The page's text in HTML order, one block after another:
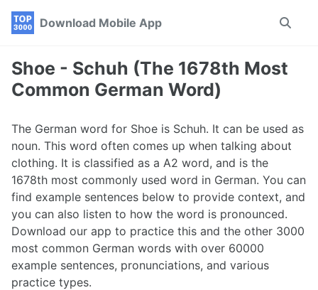
Skip
navigation
Skip
Skip
Download Mobile App
Toggle
Shoe - Schuh (The 1678th Most
Common German Word)
The German word for Shoe is Schuh. It can be used as
noun. This word often comes up when talking about
clothing. It is classified as a A2 word, and is the
1678th most commonly used word in German. You can
find example sentences below to provide context, and
you can also listen to how the word is pronounced.
Download our app to practice this and the other 3000
most common German words with over 60000
example sentences, pronunciations, and various
practice types.